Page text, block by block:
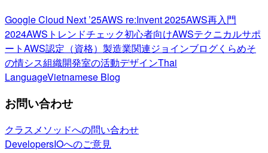
Google Cloud Next ’25AWS re:Invent 2025AWS再入門
2024AWSトレンドチェック初心者向けAWSテクニカルサポ
ートAWS認定（資格） 製造業関連ジョインブログくらめそ
の情シス組織開発室の活動デザインThai
LanguageVietnamese Blog
お問い合わせ
クラスメソッドへの問い合わせ
DevelopersIOへのご意見